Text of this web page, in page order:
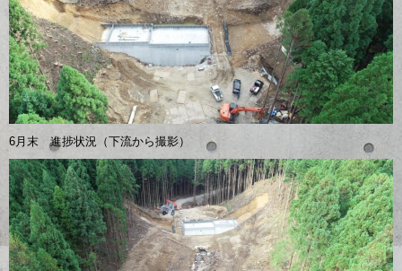
6月末 進捗状況（下流から撮影）